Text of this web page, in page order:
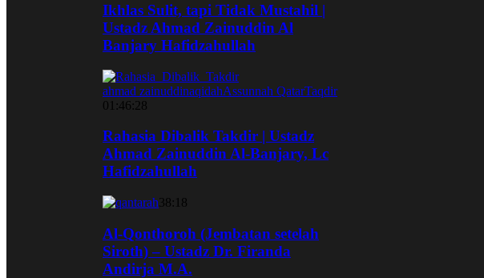
Ikhlas Sulit, tapi Tidak Mustahil |
Ustadz Ahmad Zainuddin Al
Banjary Hafidzahullah
ahmad zainuddinaqidahAssunnah QatarTaqdir
01:46:28
Rahasia Dibalik Takdir | Ustadz
Ahmad Zainuddin Al-Banjary, Lc
Hafidzahullah
38:18
Al-Qonthoroh (Jembatan setelah
Siroth) – Ustadz Dr. Firanda
Andirja M.A.